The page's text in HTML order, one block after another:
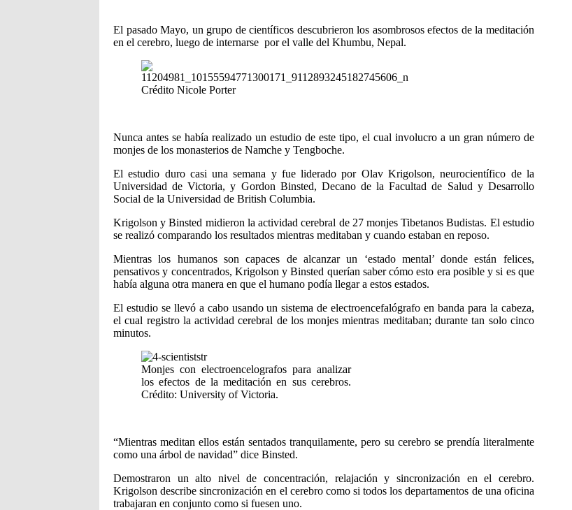
El pasado Mayo, un grupo de científicos descubrieron los asombrosos efectos de la meditación
en el cerebro, luego de internarse por el valle del Khumbu, Nepal.
Crédito Nicole Porter
Nunca antes se había realizado un estudio de este tipo, el cual involucro a un gran número de
monjes de los monasterios de Namche y Tengboche.
El estudio duro casi una semana y fue liderado por Olav Krigolson, neurocientífico de la
Universidad de Victoria, y Gordon Binsted, Decano de la Facultad de Salud y Desarrollo
Social de la Universidad de British Columbia.
Krigolson y Binsted midieron la actividad cerebral de 27 monjes Tibetanos Budistas. El estudio
se realizó comparando los resultados mientras meditaban y cuando estaban en reposo.
Mientras los humanos son capaces de alcanzar un ‘estado mental’ donde están felices,
pensativos y concentrados, Krigolson y Binsted querían saber cómo esto era posible y si es que
había alguna otra manera en que el humano podía llegar a estos estados.
El estudio se llevó a cabo usando un sistema de electroencefalógrafo en banda para la cabeza,
el cual registro la actividad cerebral de los monjes mientras meditaban; durante tan solo cinco
minutos.
Monjes con electroencelografos para analizar
los efectos de la meditación en sus cerebros.
Crédito: University of Victoria.
“Mientras meditan ellos están sentados tranquilamente, pero su cerebro se prendía literalmente
como una árbol de navidad” dice Binsted.
Demostraron un alto nivel de concentración, relajación y sincronización en el cerebro.
Krigolson describe sincronización en el cerebro como si todos los departamentos de una oficina
trabajaran en conjunto como si fuesen uno.